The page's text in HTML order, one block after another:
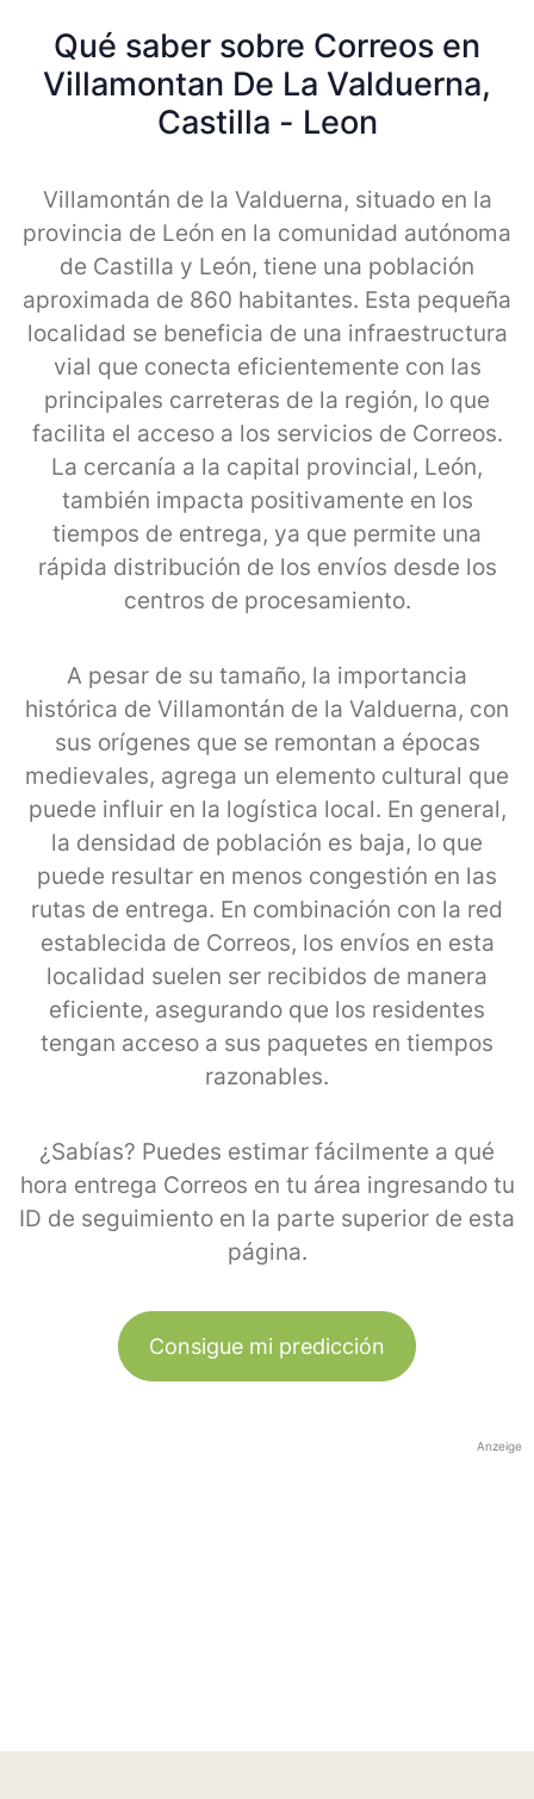
Qué saber sobre Correos en
Villamontan De La Valduerna,
Castilla - Leon
Villamontán de la Valduerna, situado en la
provincia de León en la comunidad autónoma
de Castilla y León, tiene una población
aproximada de 860 habitantes. Esta pequeña
localidad se beneficia de una infraestructura
vial que conecta eficientemente con las
principales carreteras de la región, lo que
facilita el acceso a los servicios de Correos.
La cercanía a la capital provincial, León,
también impacta positivamente en los
tiempos de entrega, ya que permite una
rápida distribución de los envíos desde los
centros de procesamiento.
A pesar de su tamaño, la importancia
histórica de Villamontán de la Valduerna, con
sus orígenes que se remontan a épocas
medievales, agrega un elemento cultural que
puede influir en la logística local. En general,
la densidad de población es baja, lo que
puede resultar en menos congestión en las
rutas de entrega. En combinación con la red
establecida de Correos, los envíos en esta
localidad suelen ser recibidos de manera
eficiente, asegurando que los residentes
tengan acceso a sus paquetes en tiempos
razonables.
¿Sabías? Puedes estimar fácilmente a qué
hora entrega Correos en tu área ingresando tu
ID de seguimiento en la parte superior de esta
página.
Consigue mi predicción
Anzeige